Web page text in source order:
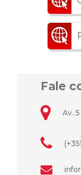
Fale
Av.